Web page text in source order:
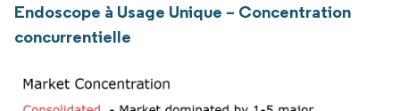
Endoscope à Usage Unique – Concentration
concurrentielle